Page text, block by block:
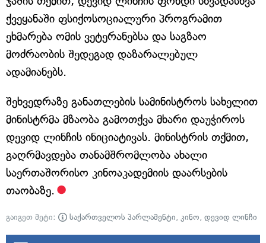
ქვეყანაში ფსიქოსოციალური პროგრამით
ეხმარება ომის ვეტერანებსა და საგზაო
მოძრაობის შედეგად დაზარალებულ
ადამიანებს.
შეხვედრაზე განათლების სამინისტროს სახელით
მინისტრმა მზაობა გამოთქვა მხარი დაუჭიროს
დევიდ ლინჩის ინიციატივას. მინისტრის თქმით,
გაღრმავდება თანამშრომლობა ახალი
საერთაშორისო კინოაკადემიის დაარსების
თაობაზე.
გაიგეთ მეტი: საქართველოს პარლამენტი, კინო, დევიდ ლინჩი